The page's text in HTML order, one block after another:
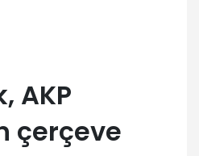
AKP
çerçeve